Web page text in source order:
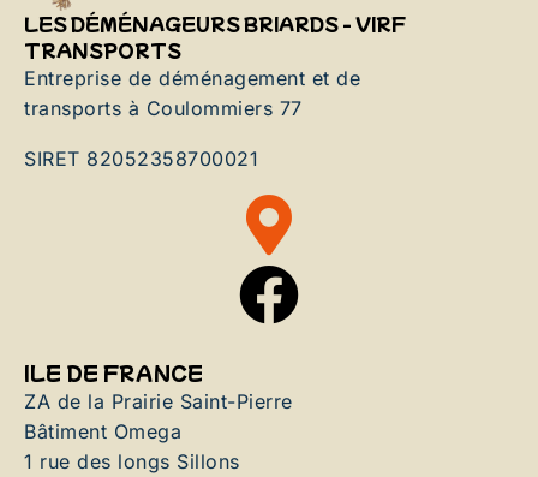
LES DÉMÉNAGEURS BRIARDS - VIRF
TRANSPORTS
Entreprise de déménagement et de
transports à Coulommiers 77
SIRET 82052358700021
ILE DE FRANCE
ZA de la Prairie Saint-Pierre
Bâtiment Omega
1 rue des longs Sillons